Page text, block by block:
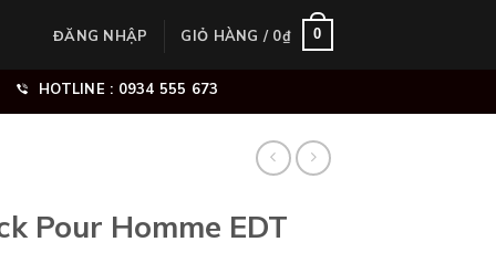
ĐĂNG NHẬP GIỎ HÀNG / 0₫ 0
HOTLINE : 0934 555 673
Pour Homme EDT